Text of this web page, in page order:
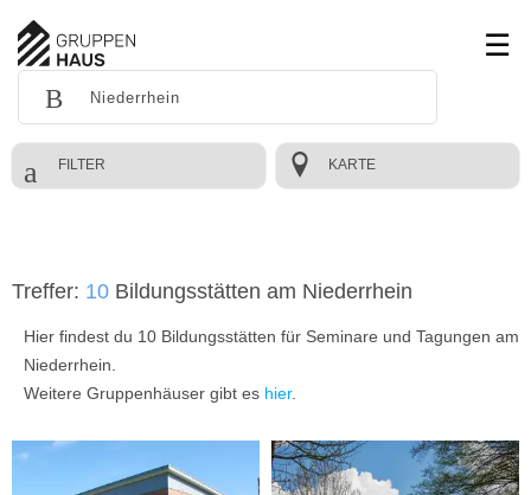
FILTER KARTE
Treffer: 10 Bildungsstätten am Niederrhein
Hier findest du 10 Bildungsstätten für Seminare und Tagungen am
Niederrhein.
Weitere Gruppenhäuser gibt es hier.